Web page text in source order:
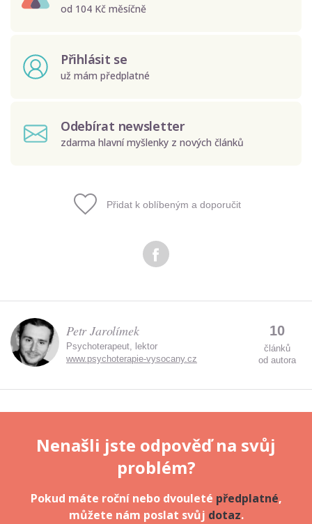
od 104 Kč měsíčně
Přihlásit se
už mám předplatné
Odebírat newsletter
zdarma hlavní myšlenky z nových článků
Odeslat
Přidat k oblíbeným a doporučit
Petr Jarolímek
Psychoterapeut, lektor
www.psychoterapie-vysocany.cz
10
článků
od autora
Nenašli jste odpověď na svůj
problém?
Pokud máte roční nebo dvouleté předplatné,
můžete nám poslat svůj dotaz.